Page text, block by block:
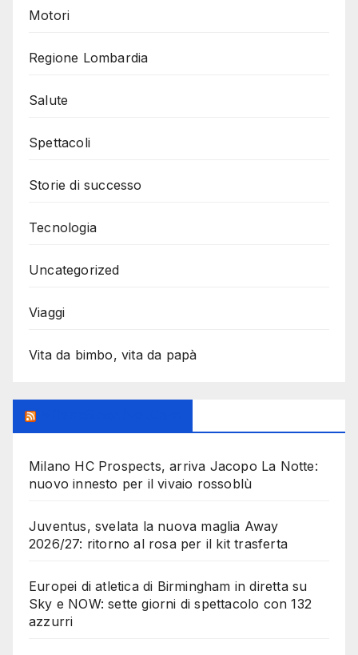
Motori
Regione Lombardia
Salute
Spettacoli
Storie di successo
Tecnologia
Uncategorized
Viaggi
Vita da bimbo, vita da papà
Milano HC Prospects, arriva Jacopo La Notte:
nuovo innesto per il vivaio rossoblù
Juventus, svelata la nuova maglia Away
2026/27: ritorno al rosa per il kit trasferta
Europei di atletica di Birmingham in diretta su
Sky e NOW: sette giorni di spettacolo con 132
azzurri